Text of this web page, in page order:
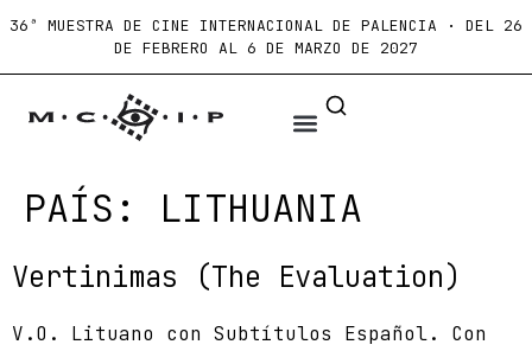
36ª MUESTRA DE CINE INTERNACIONAL DE PALENCIA · DEL 26
DE FEBRERO AL 6 DE MARZO DE 2027
PAÍS: LITHUANIA
Vertinimas (The Evaluation)
V.O. Lituano con Subtítulos Español. Con